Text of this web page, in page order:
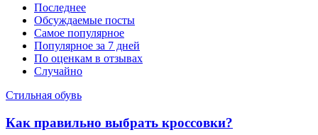
Последнее
Обсуждаемые посты
Самое популярное
Популярное за 7 дней
По оценкам в отзывах
Случайно
Стильная обувь
Как правильно выбрать кроссовки?